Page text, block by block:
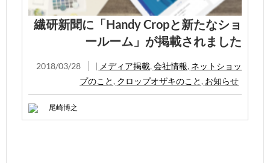
繊研新聞に「Handy Cropと新たなショ
ールーム」が掲載されました
2018/03/28 | メディア掲載, 会社情報, ネットショッ
プのこと , クロップオザキのこと , お知らせ
尾崎博之